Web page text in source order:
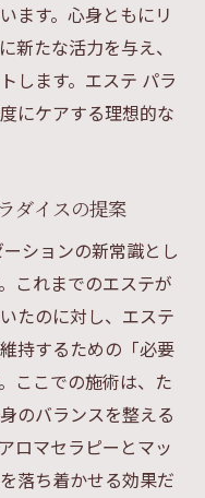
ます。心身ともにリ
新たな活力を与え、
します。エステ パラ
にケアする理想的な
ダイスの提案
ションの新常識とし
これまでのエステが
たのに対し、エステ
持するための「必要
ここでの施術は、た
のバランスを整える
ロマセラピーとマッ
落ち着かせる効果だ